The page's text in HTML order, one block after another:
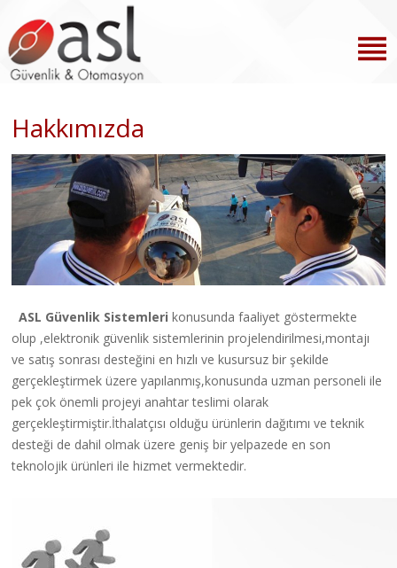
Hakkımızda
ASL Güvenlik Sistemleri konusunda faaliyet göstermekte
olup ,elektronik güvenlik sistemlerinin projelendirilmesi,montajı
ve satış sonrası desteğini en hızlı ve kusursuz bir şekilde
gerçekleştirmek üzere yapılanmış,konusunda uzman personeli ile
pek çok önemli projeyi anahtar teslimi olarak
gerçekleştirmiştir.İthalatçısı olduğu ürünlerin dağıtımı ve teknik
desteği de dahil olmak üzere geniş bir yelpazede en son
teknolojik ürünleri ile hizmet vermektedir.